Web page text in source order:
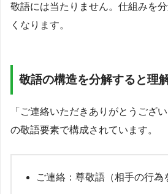
敬語には当たりません。仕組みを
くなります。
敬語の構造を分解すると理
「ご連絡いただきありがとうござ
の敬語要素で構成されています。
ご連絡：尊敬語（相手の行為